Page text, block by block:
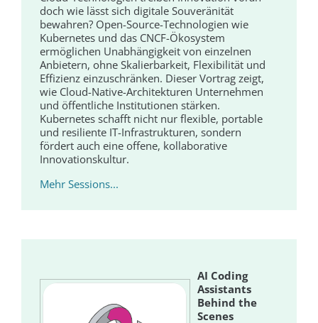
doch wie lässt sich digitale Souveränität
bewahren? Open-Source-Technologien wie
Kubernetes und das CNCF-Ökosystem
ermöglichen Unabhängigkeit von einzelnen
Anbietern, ohne Skalierbarkeit, Flexibilität und
Effizienz einzuschränken. Dieser Vortrag zeigt,
wie Cloud-Native-Architekturen Unternehmen
und öffentliche Institutionen stärken.
Kubernetes schafft nicht nur flexible, portable
und resiliente IT-Infrastrukturen, sondern
fördert auch eine offene, kollaborative
Innovationskultur.
Mehr Sessions...
AI Coding
Assistants
Behind the
Scenes